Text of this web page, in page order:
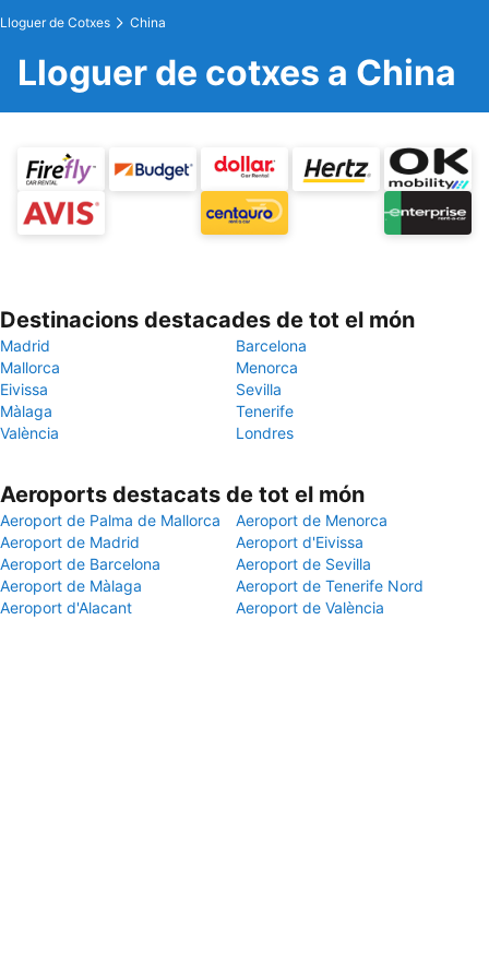
Lloguer de Cotxes China
Lloguer de cotxes a China
Destinacions destacades de tot el món
Madrid
Barcelona
Mallorca
Menorca
Eivissa
Sevilla
Màlaga
Tenerife
València
Londres
Aeroports destacats de tot el món
Aeroport de Palma de Mallorca
Aeroport de Menorca
Aeroport de Madrid
Aeroport d'Eivissa
Aeroport de Barcelona
Aeroport de Sevilla
Aeroport de Màlaga
Aeroport de Tenerife Nord
Aeroport d'Alacant
Aeroport de València